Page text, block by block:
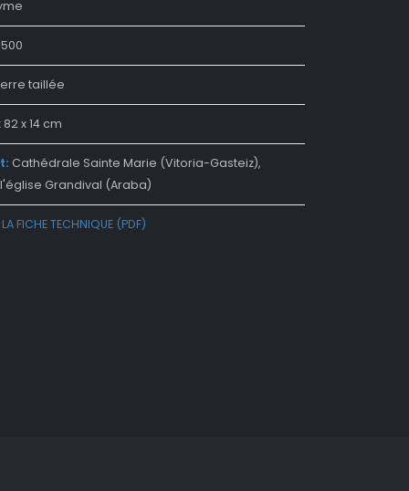
taillée
x 14 cm
Cathédrale Sainte Marie (Vitoria-Gasteiz),
Grandival (Araba)
FICHE TECHNIQUE (PDF)